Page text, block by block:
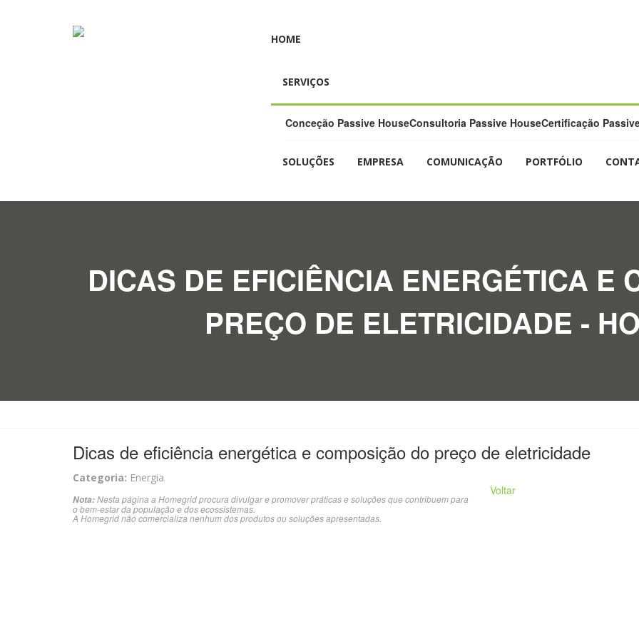
HOME
SERVIÇOS
Conceção Passive HouseConsultoria Passive HouseCertificação
SOLUÇÕES EMPRESA COMUNICAÇÃO PORTFÓLIO
DICAS DE EFICIÊNCIA ENERGÉTICA E
PREÇO DE ELETRICIDADE -
Dicas de eficiência energética e composição do preço de eletricidade
Categoria: Energia
Nota:Nesta página a Homegrid procura divulgar e promover práticas e soluções que contribuem para
o bem-estar da população e dos ecossistemas.
A Homegrid não comercializa nenhum dos produtos ou soluções apresentadas.
Voltar